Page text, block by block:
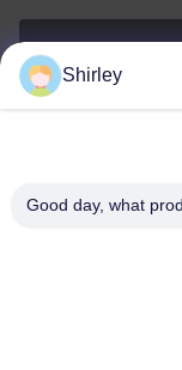
Shirley
Good day, what